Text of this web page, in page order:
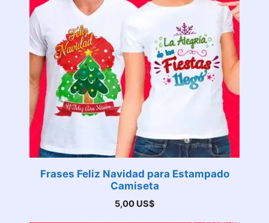
Frases Feliz Navidad para Estampado
Camiseta
5,00 US$